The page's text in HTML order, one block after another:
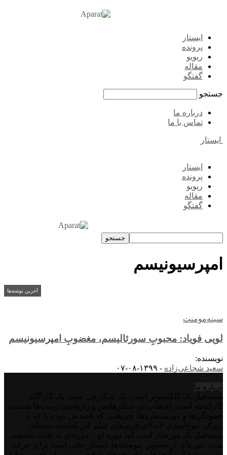
ایستار
پرونده
ریویو
مقاله
گفتگو
جستجو
درباره ما
تماس با ما
ایستار
ایستار
پرونده
ریویو
مقاله
گفتگو
امپرسیونیسم
آخرین نوشته‌ها
سینه‌مومنت
لویی فویاد: محبوبِ سورئالیسم، مغضوبِ امپرسیونیسم
نویسنده:
سعید شجاعی‌زاده - ۱۳۹۹-۰۸-۰۷
درباره‌ ما